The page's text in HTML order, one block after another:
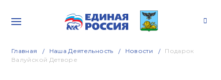
Главная Наша Деятельность Новости
Подарок
Валуйской Детворе